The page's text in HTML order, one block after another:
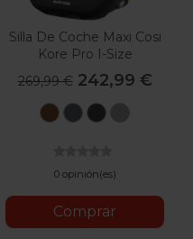
Silla De Coche Maxi Cosi
Kore Pro I-Size
269,99 € 242,99 €
Authentic
Authentic
0 opinión(es)
Comprar